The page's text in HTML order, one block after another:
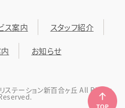
ス案内
スタッフ紹介
お知らせ
ステーション新百合ヶ丘 All Rights